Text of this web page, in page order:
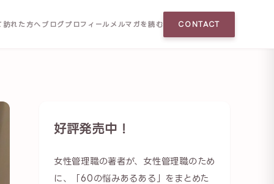
訪れた方へ ブログ プロフィール メルマガを読む CONTACT
好評発売中！
女性管理職の著者が、女性管理職のため
に、「60の悩みあるある」をまとめた